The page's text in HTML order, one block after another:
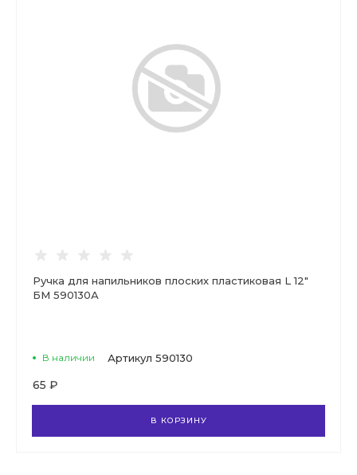
Ручка для напильников плоских пластиковая L 12"
БМ 590130А
В наличии Артикул 590130
65 ₽
В КОРЗИНУ